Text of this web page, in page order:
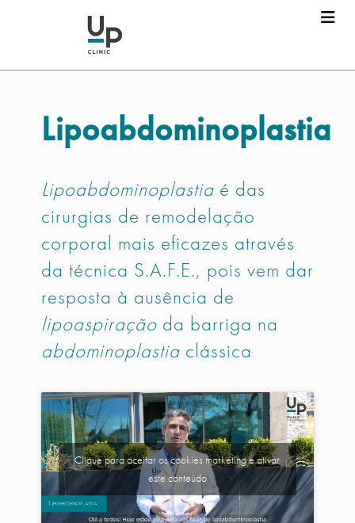
Lipoabdominoplastia
Lipoabdominoplastiaé das
cirurgias de remodelação
corporal mais eficazes através
da técnica S.A.F.E., pois vem dar
resposta à ausência de
lipoaspiraçãoda barriga na
abdominoplastiaclássica
Clique para aceitar os cookies marketing e ativar
este conteúdo